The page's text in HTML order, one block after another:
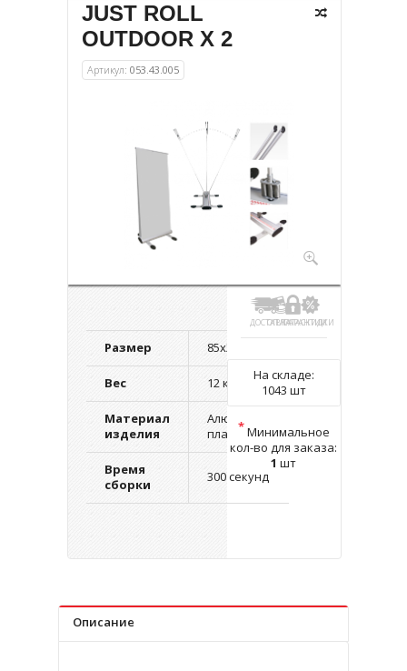
Размер 85х200 см.
Вес 12 кг.
Материал
изделия
Алюминий,
пластик
Время
сборки
300 секунд
ДОСТАВКА
ОПЛАТАГАРАНТИИ
СКИДКИ
На складе:
1043 шт
*Минимальное
кол-во для заказа:
1 шт
JUST ROLL
OUTDOOR X 2
Артикул: 053.43.005
Описание